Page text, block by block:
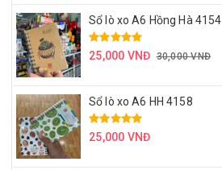
Sổ lò xo A6 Hồng Hà 4154
25,000 VNĐ 30,000 VNĐ
Sổ lò xo A6 HH 4158
25,000 VNĐ